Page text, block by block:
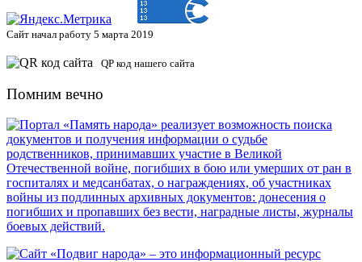
Сайт начал работу 5 марта 2019
QP код нашего сайта
Помним вечно